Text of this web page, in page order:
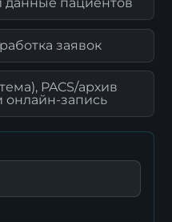
заявок
PACS/архив
онлайн-запись
заявку